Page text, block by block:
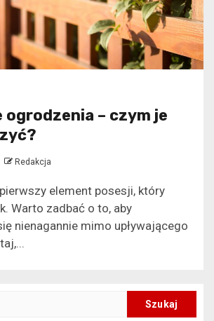
ogrodzenia – czym je
Redakcja
element posesji, który
Warto zadbać o to, aby
nienagannie mimo upływającego